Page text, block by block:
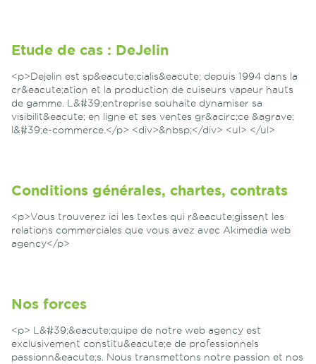
Etude de cas : DeJelin
<p>Dejelin est sp&eacute;cialis&eacute; depuis 1994 dans la
cr&eacute;ation et la production de cuiseurs vapeur hauts
de gamme. L&#39;entreprise souhaite dynamiser sa
visibilit&eacute; en ligne et ses ventes gr&acirc;ce &agrave;
l&#39;e-commerce.</p> <div>&nbsp;</div> <ul> </ul>
Conditions générales, chartes, contrats
<p>Vous trouverez ici les textes qui r&eacute;gissent les
relations commerciales que vous avez avec Akimedia web
agency</p>
Nos forces
<p> L&#39;&eacute;quipe de notre web agency est
exclusivement constitu&eacute;e de professionnels
passionn&eacute;s. Nous transmettons notre passion et nos